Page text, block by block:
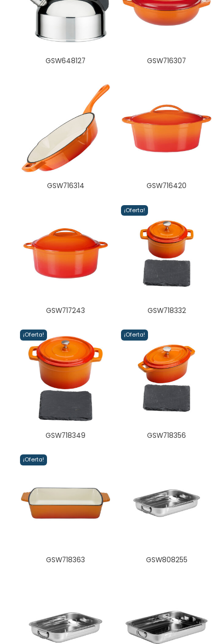
GSW648127 GSW716307
GSW716314 GSW716420
GSW717243
¡Oferta!
GSW718332
¡Oferta!
GSW718349
¡Oferta!
GSW718356
¡Oferta!
GSW718363 GSW808255